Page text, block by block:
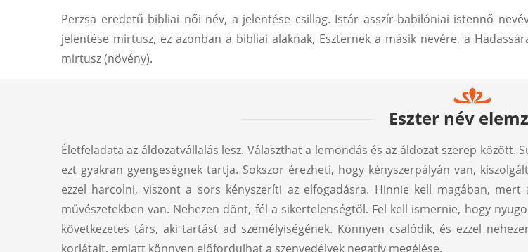
Perzsa eredetű bibliai női név, a jelentése csillag. Istár asszír-babilóniai istennő
jelentése mirtusz, ez azonban a bibliai alaknak, Eszternek a másik nevére, a
mirtusz (növény).
Eszter név
Életfeladata az áldozatvállalás lesz. Választhat a lemondás és az áldozat szerep
ezt gyakran gyengeségnek tartja. Sokszor érezheti, hogy kényszerpályán van,
ezzel harcolni, viszont a sors kényszeríti az elfogadásra. Hinnie kell magában,
művészetekben van. Nehezen dönt, fél a sikertelenségtől. Fel kell ismernie, hogy
következetes társ, aki tartást ad személyiségének. Könnyen csalódik, és ezzel
korlátait, emiatt könnyen előfordulhat a szenvedélyek negatív megélése.